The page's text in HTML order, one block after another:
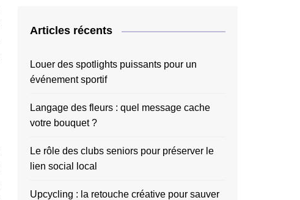
Articles récents
Louer des spotlights puissants pour un
événement sportif
Langage des fleurs : quel message cache
votre bouquet ?
Le rôle des clubs seniors pour préserver le
lien social local
Upcycling : la retouche créative pour sauver